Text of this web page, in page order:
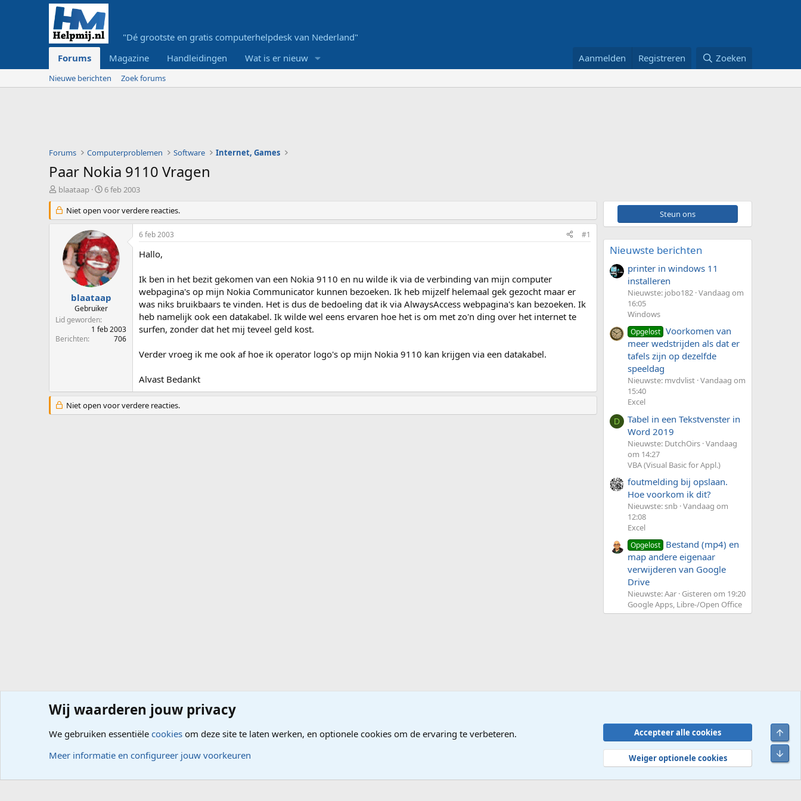
"Dé grootste en gratis computerhelpdesk van Nederland"
Forums
Magazine Handleidingen Wat is er nieuw Aanmelden Registreren Zoeken
Nieuwe berichten Zoek forums
Forums Computerproblemen Software Internet, Games
Paar Nokia 9110 Vragen
O
d
e
r
e
blaataap
S
a
r
t
d
a
t
u
m
6 feb 2003
Niet open voor verdere reacties.
blaataap
Gebruiker
Lid geworden
1 feb 2003
Berichten
706
6 feb 2003 #1
Hallo,
Ik ben in het bezit gekomen van een Nokia 9110 en nu wilde ik via de verbinding van mijn computer
webpagina's op mijn Nokia Communicator kunnen bezoeken. Ik heb mijzelf helemaal gek gezocht maar er
was niks bruikbaars te vinden. Het is dus de bedoeling dat ik via AlwaysAccess webpagina's kan bezoeken. Ik
heb namelijk ook een datakabel. Ik wilde wel eens ervaren hoe het is om met zo'n ding over het internet te
surfen, zonder dat het mij teveel geld kost.
Verder vroeg ik me ook af hoe ik operator logo's op mijn Nokia 9110 kan krijgen via een datakabel.
Alvast Bedankt
Niet open voor verdere reacties.
Steun ons
Nieuwste berichten
printer in windows 11
installeren
Nieuwste: jobo182 Vandaag om
16:05
Windows
Opgelost Voorkomen van
meer wedstrijden als dat er
tafels zijn op dezelfde
speeldag
Nieuwste: mvdvlist Vandaag om
15:40
Excel
D
Tabel in een Tekstvenster in
Word 2019
Nieuwste: DutchOirs Vandaag
om 14:27
VBA (Visual Basic for Appl.)
foutmelding bij opslaan.
Hoe voorkom ik dit?
Nieuwste: snb Vandaag om
12:08
Excel
Opgelost Bestand (mp4) en
map andere eigenaar
verwijderen van Google
Drive
Nieuwste: Aar Gisteren om 19:20
Google Apps, Libre-/Open Office
Forums Computerproblemen Software Internet, Games
Voorwaarden en regels Privacybeleid Help
R
S
Wij waarderen jouw privacy
We gebruiken essentiële cookies om deze site te laten werken, en optionele cookies om de ervaring te verbeteren.
Meer informatie en configureer jouw voorkeuren
Accepteer alle cookies
Weiger optionele cookies